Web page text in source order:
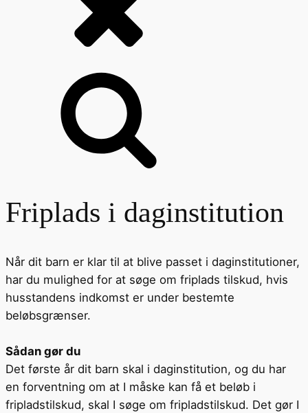
Friplads i daginstitution
Når dit barn er klar til at blive passet i daginstitutioner,
har du mulighed for at søge om friplads tilskud, hvis
husstandens indkomst er under bestemte
beløbsgrænser.
Sådan gør du
Det første år dit barn skal i daginstitution, og du har
en forventning om at I måske kan få et beløb i
fripladstilskud, skal I søge om fripladstilskud. Det gør I